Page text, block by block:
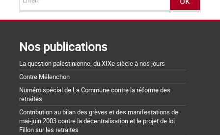
Nos publications
La question palestinienne, du XIXe siècle à nos jours
Contre Mélenchon
Numéro spécial de La Commune contre la réforme des
retraites
Contribution au bilan des grèves et des manifestations de
mai-juin 2003 contre la décentralisation et le projet de loi
Fillon sur les retraites